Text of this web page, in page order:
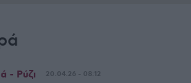
- Ρύζι 20.04.26 - 08:12